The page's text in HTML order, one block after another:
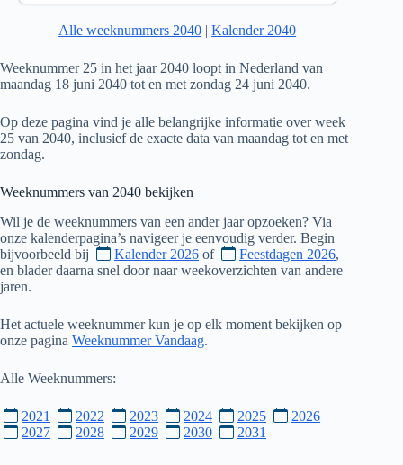
Alle weeknummers 2040 |Kalender 2040
Weeknummer 25 in het jaar 2040 loopt in Nederland van
maandag 18 juni 2040 tot en met zondag 24 juni 2040.
Op deze pagina vind je alle belangrijke informatie over week
25 van 2040, inclusief de exacte data van maandag tot en met
zondag.
Weeknummers van 2040 bekijken
Wil je de weeknummers van een ander jaar opzoeken? Via
onze kalenderpagina’s navigeer je eenvoudig verder. Begin
bijvoorbeeld bij
Kalender 2026 of Feestdagen 2026,
en blader daarna snel door naar weekoverzichten van andere
jaren.
Het actuele weeknummer kun je op elk moment bekijken op
onze pagina Weeknummer Vandaag.
Alle Weeknummers:
2021 2022 2023 2024 2025
2026
2027
2028 2029 2030 2031